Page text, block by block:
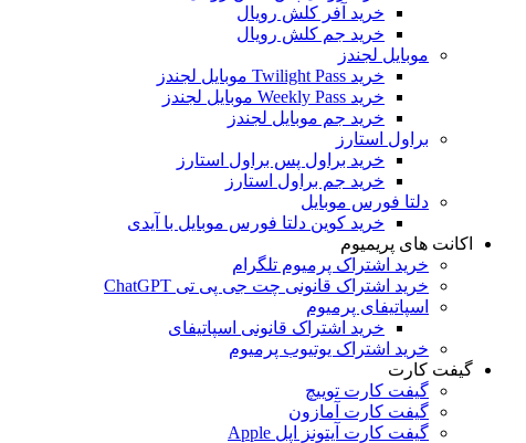
خرید آفر کلش رویال
خرید جم کلش رویال
موبایل لجندز
خرید Twilight Pass موبایل لجندز
خرید Weekly Pass موبایل لجندز
خرید جم موبایل لجندز
براول استارز
خرید براول پس براول استارز
خرید جم براول استارز
دلتا فورس موبایل
خرید کوین دلتا فورس موبایل با آیدی
اکانت های پریمیوم
خرید اشتراک پرمیوم تلگرام
خرید اشتراک قانونی چت جی پی تی ChatGPT
اسپاتیفای پرمیوم
خرید اشتراک قانونی اسپاتیفای
خرید اشتراک یوتیوب پرمیوم
گیفت کارت
گیفت کارت توییچ
گیفت کارت آمازون
گیفت کارت آیتونز اپل Apple